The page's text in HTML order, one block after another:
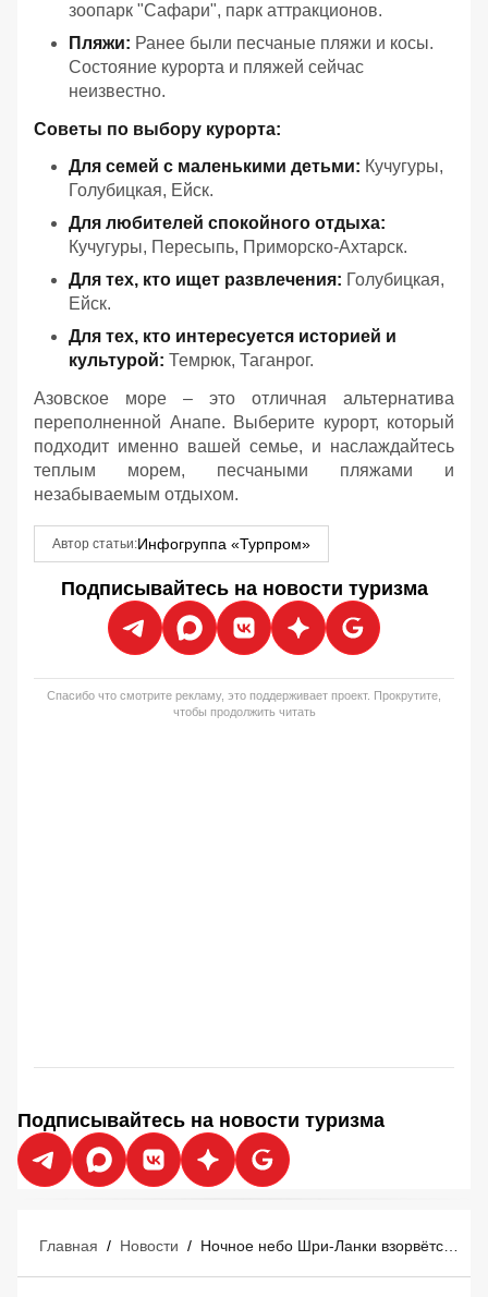
зоопарк "Сафари", парк аттракционов.
Пляжи: Ранее были песчаные пляжи и косы.
Состояние курорта и пляжей сейчас
неизвестно.
Советы по выбору курорта:
Для семей с маленькими детьми: Кучугуры,
Голубицкая, Ейск.
Для любителей спокойного отдыха:
Кучугуры, Пересыпь, Приморско-Ахтарск.
Для тех, кто ищет развлечения: Голубицкая,
Ейск.
Для тех, кто интересуется историей и
культурой: Темрюк, Таганрог.
Азовское море – это отличная альтернатива
переполненной Анапе. Выберите курорт, который
подходит именно вашей семье, и наслаждайтесь
теплым морем, песчаными пляжами и
незабываемым отдыхом.
Автор статьи:Инфогруппа «Турпром»
Подписывайтесь на новости туризма
Спасибо что смотрите рекламу, это поддерживает проект. Прокрутите,
чтобы продолжить читать
Подписывайтесь на новости туризма
Главная / Новости /